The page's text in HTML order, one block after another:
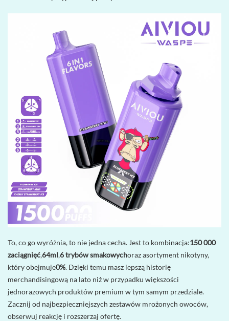
To, co go wyróżnia, to nie jedna cecha. Jest to kombinacja:150 000
zaciągnięć,64ml,6 trybów smakowychoraz asortyment nikotyny,
który obejmuje0%. Dzięki temu masz lepszą historię
merchandisingową na lato niż w przypadku większości
jednorazowych produktów premium w tym samym przedziale.
Zacznij od najbezpieczniejszych zestawów mrożonych owoców,
obserwuj reakcję i rozszerzaj ofertę.